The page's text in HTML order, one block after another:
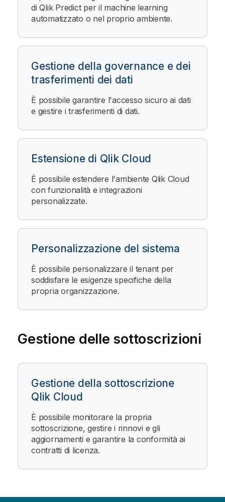
diQlik Predictper il machine learning
automatizzato o nel proprio ambiente.
Gestione della governance e dei
trasferimenti dei dati
È possibile garantire l'accesso sicuro ai dati
e gestire i trasferimenti di dati.
Estensione di Qlik Cloud
È possibile estendere l'ambiente Qlik Cloud
con funzionalità e integrazioni
personalizzate.
Personalizzazione del sistema
È possibile personalizzare il tenant per
soddisfare le esigenze specifiche della
propria organizzazione.
Gestione delle sottoscrizioni
Gestione della sottoscrizione
Qlik Cloud
È possibile monitorare la propria
sottoscrizione, gestire i rinnovi e gli
aggiornamenti e garantire la conformità ai
contratti di licenza.